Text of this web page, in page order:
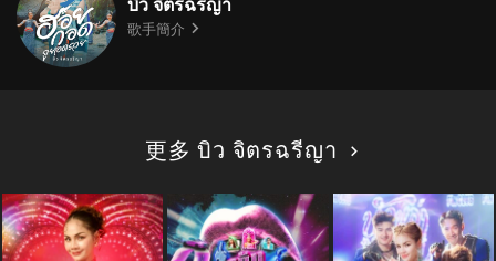
บิว จิตรฉรีญา
歌手簡介
更多 บิว จิตรฉรีญา